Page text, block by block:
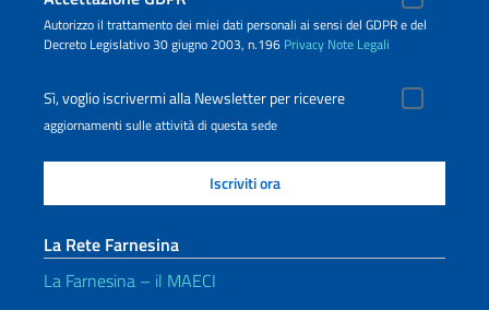
Autorizzo il trattamento dei miei dati personali ai sensi del GDPR e del
Decreto Legislativo 30 giugno 2003, n.196 Privacy Note Legali
Sì, voglio iscrivermi alla Newsletter per ricevere
aggiornamenti sulle attività di questa sede
La Rete Farnesina
La Farnesina – il MAECI